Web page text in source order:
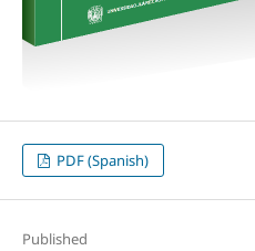
PDF (Spanish)
Published